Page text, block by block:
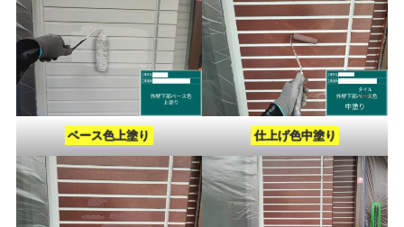
ベース色上塗り 仕上げ色中塗り